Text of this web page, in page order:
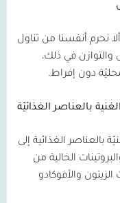
نحرم أنفسنا من تناول
في ذلك،
دون إفراط.
بالعناصر الغذائيّة
بالعناصر الغذائية إلى
الخالية من
والأفوكادو